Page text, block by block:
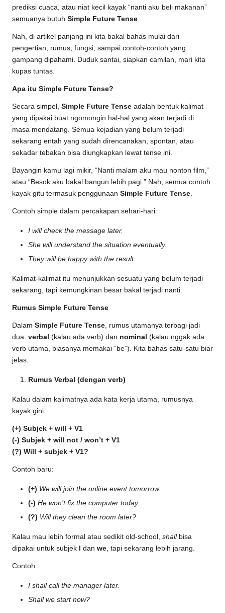
prediksi cuaca, atau niat kecil kayak “nanti aku beli makanan”
semuanya butuh Simple Future Tense
Nah, di artikel panjang ini kita bakal bahas mulai dari
pengertian, rumus, fungsi, sampai contoh-contoh yang
gampang dipahami. Duduk santai, siapkan camilan, mari kita
kupas tuntas.
Apa itu Simple Future Tense?
Secara simpel, Simple Future Tense adalah bentuk kalimat
yang dipakai buat ngomongin hal-hal yang akan terjadi di
masa mendatang. Semua kejadian yang belum terjadi
sekarang entah yang sudah direncanakan, spontan, atau
sekadar tebakan bisa diungkapkan lewat tense ini.
Bayangin kamu lagi mikir, “Nanti malam aku mau nonton film,”
atau “Besok aku bakal bangun lebih pagi.” Nah, semua contoh
kayak gitu termasuk penggunaan Simple Future Tense
Contoh simple dalam percakapan sehari-hari:
I will check the message later.
She will understand the situation eventually.
They will be happy with the result.
Kalimat-kalimat itu menunjukkan sesuatu yang belum terjadi
sekarang, tapi kemungkinan besar bakal terjadi nanti.
Rumus Simple Future Tense
Dalam Simple Future Tense, rumus utamanya terbagi jadi
dua: verbal (kalau ada verb) dan nominal (kalau nggak ada
verb utama, biasanya memakai “be”). Kita bahas satu-satu biar
jelas.
Rumus Verbal (dengan verb)
Kalau dalam kalimatnya ada kata kerja utama, rumusnya
kayak gini:
(+) Subjek + will + V1
(-) Subjek + will not / won’t + V1
(?) Will + subjek + V1?
Contoh baru:
(+) We will join the online event tomorrow.
(-) He won’t fix the computer today.
(?) Will they clean the room later?
Kalau mau lebih formal atau sedikit old-school, shallbisa
dipakai untuk subjek
dan we, tapi sekarang lebih jarang.
Contoh:
I shall call the manager later.
Shall we start now?